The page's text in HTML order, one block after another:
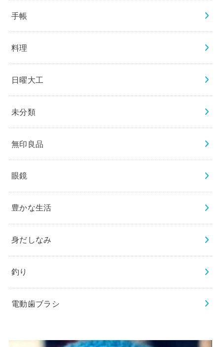
手帳
料理
日曜大工
未分類
無印良品
眼鏡
豊かな生活
身だしなみ
釣り
電動歯ブラシ